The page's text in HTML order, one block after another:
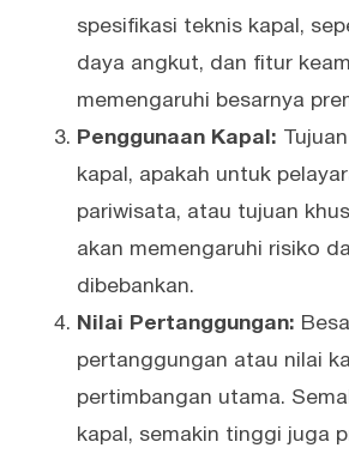
spesifikasi teknis kapal,
daya angkut, dan fitur
memengaruhi besarnya
Penggunaan Kapal:
kapal, apakah untuk
pariwisata, atau tujuan
akan memengaruhi risiko
dibebankan.
Nilai Pertanggungan:
pertanggungan atau nilai
pertimbangan utama.
kapal, semakin tinggi juga